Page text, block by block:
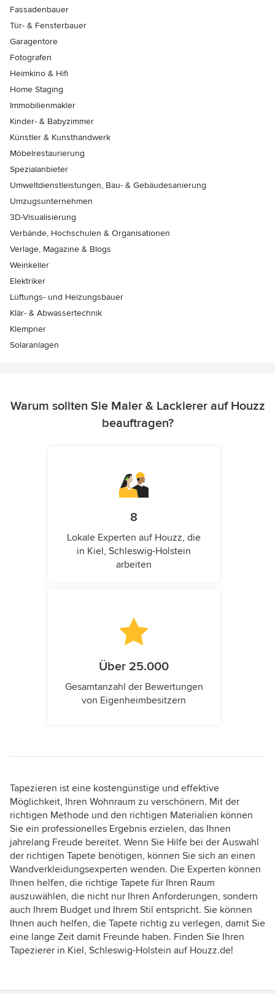
Fassadenbauer
Tür- & Fensterbauer
Garagentore
Fotografen
Heimkino & Hifi
Home Staging
Immobilienmakler
Kinder- & Babyzimmer
Künstler & Kunsthandwerk
Möbelrestaurierung
Spezialanbieter
Umweltdienstleistungen, Bau- & Gebäudesanierung
Umzugsunternehmen
3D-Visualisierung
Verbände, Hochschulen & Organisationen
Verlage, Magazine & Blogs
Weinkeller
Elektriker
Lüftungs- und Heizungsbauer
Klär- & Abwassertechnik
Klempner
Solaranlagen
Warum sollten Sie Maler & Lackierer auf Houzz
beauftragen?
8
Lokale Experten auf Houzz, die
in Kiel, Schleswig-Holstein
arbeiten
Über 25.000
Gesamtanzahl der Bewertungen
von Eigenheimbesitzern
Tapezieren ist eine kostengünstige und effektive
Möglichkeit, Ihren Wohnraum zu verschönern. Mit der
richtigen Methode und den richtigen Materialien können
Sie ein professionelles Ergebnis erzielen, das Ihnen
jahrelang Freude bereitet. Wenn Sie Hilfe bei der Auswahl
der richtigen Tapete benötigen, können Sie sich an einen
Wandverkleidungsexperten wenden. Die Experten können
Ihnen helfen, die richtige Tapete für Ihren Raum
auszuwählen, die nicht nur Ihren Anforderungen, sondern
auch Ihrem Budget und Ihrem Stil entspricht. Sie können
Ihnen auch helfen, die Tapete richtig zu verlegen, damit Sie
eine lange Zeit damit Freunde haben. Finden Sie Ihren
Tapezierer in Kiel, Schleswig-Holstein auf Houzz.de!